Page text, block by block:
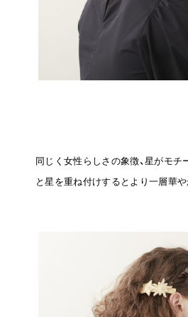
同じく女性らしさの象徴、星がモチ
と星を重ね付けするとより一層華や